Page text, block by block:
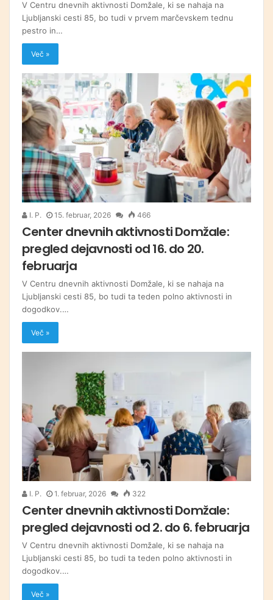
V Centru dnevnih aktivnosti Domžale, ki se nahaja na
Ljubljanski cesti 85, bo tudi v prvem marčevskem tednu
pestro in…
Več »
I. P. 15. februar, 2026 466
Center dnevnih aktivnosti Domžale:
pregled dejavnosti od 16. do 20.
februarja
V Centru dnevnih aktivnosti Domžale, ki se nahaja na
Ljubljanski cesti 85, bo tudi ta teden polno aktivnosti in
dogodkov.…
Več »
I. P. 1. februar, 2026 322
Center dnevnih aktivnosti Domžale:
pregled dejavnosti od 2. do 6. februarja
V Centru dnevnih aktivnosti Domžale, ki se nahaja na
Ljubljanski cesti 85, bo tudi ta teden polno aktivnosti in
dogodkov.…
Več »